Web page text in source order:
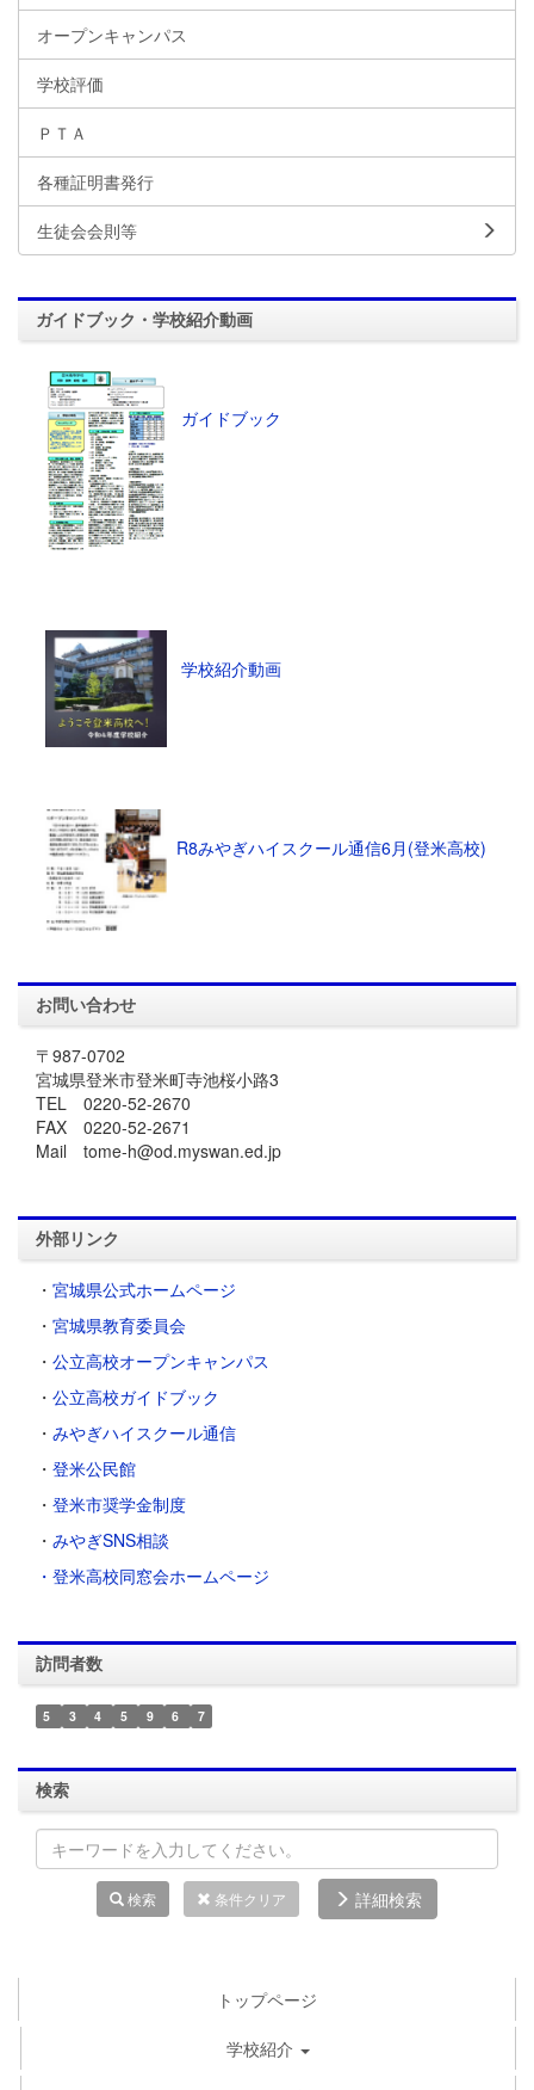
オープンキャンパス
学校評価
ＰＴＡ
各種証明書発行
生徒会会則等
ガイドブック・学校紹介動画
ガイドブック
学校紹介動画
R8みやぎハイスクール通信6月(登米高校)
お問い合わせ
〒987-0702
宮城県登米市登米町寺池桜小路3
TEL 0220-52-2670
FAX 0220-52-2671
Mail tome-h@od.myswan.ed.jp
外部リンク
・ 宮城県公式ホームページ
・ 宮城県教育委員会
・ 公立高校オープンキャンパス
・ 公立高校ガイドブック
・ みやぎハイスクール通信
・ 登米公民館
・ 登米市奨学金制度
・ みやぎSNS相談
・登米高校同窓会ホームページ
訪問者数
5 3 4 5 9 6 7
検索
検索 条件クリア 詳細検索
トップページ
学校紹介